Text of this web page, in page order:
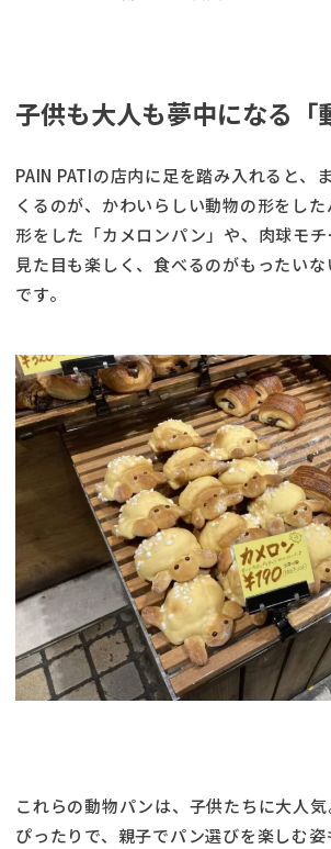
子供も大人も夢中になる「
PAIN PATIの店内に足を踏み入れると、
くるのが、かわいらしい動物の形をし
形をした「カメロンパン」や、肉球モチ
見た目も楽しく、食べるのがもったい
です。
これらの動物パンは、子供たちに大人
ぴったりで、親子でパン選びを楽しむ姿